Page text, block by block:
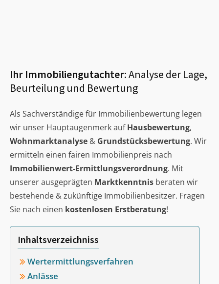
Ihr Immobiliengutachter:Analyse der Lage,
Beurteilung und Bewertung
Als Sachverständige für Immobilienbewertung legen
wir unser Hauptaugenmerk aufHausbewertung,
Wohnmarktanalyse & Grundstücksbewertung. Wir
ermitteln einen fairen Immobilienpreis nach
Immobilienwert-Ermittlungsverordnung. Mit
unserer ausgeprägten Marktkenntnis beraten wir
bestehende & zukünftige Immobilienbesitzer. Fragen
Sie nach einen kostenlosen Erstberatung!
Inhaltsverzeichniss
Wertermittlungsverfahren
Anlässe